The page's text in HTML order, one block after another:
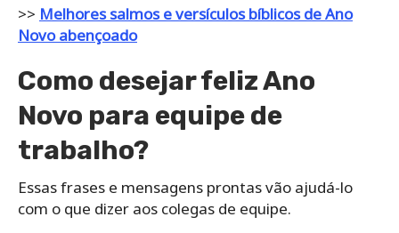
>> Melhores salmos e versículos bíblicos de Ano
Novo abençoado
Como desejar feliz Ano
Novo para equipe de
trabalho?
Essas frases e mensagens prontas vão ajudá-lo
com o que dizer aos colegas de equipe.